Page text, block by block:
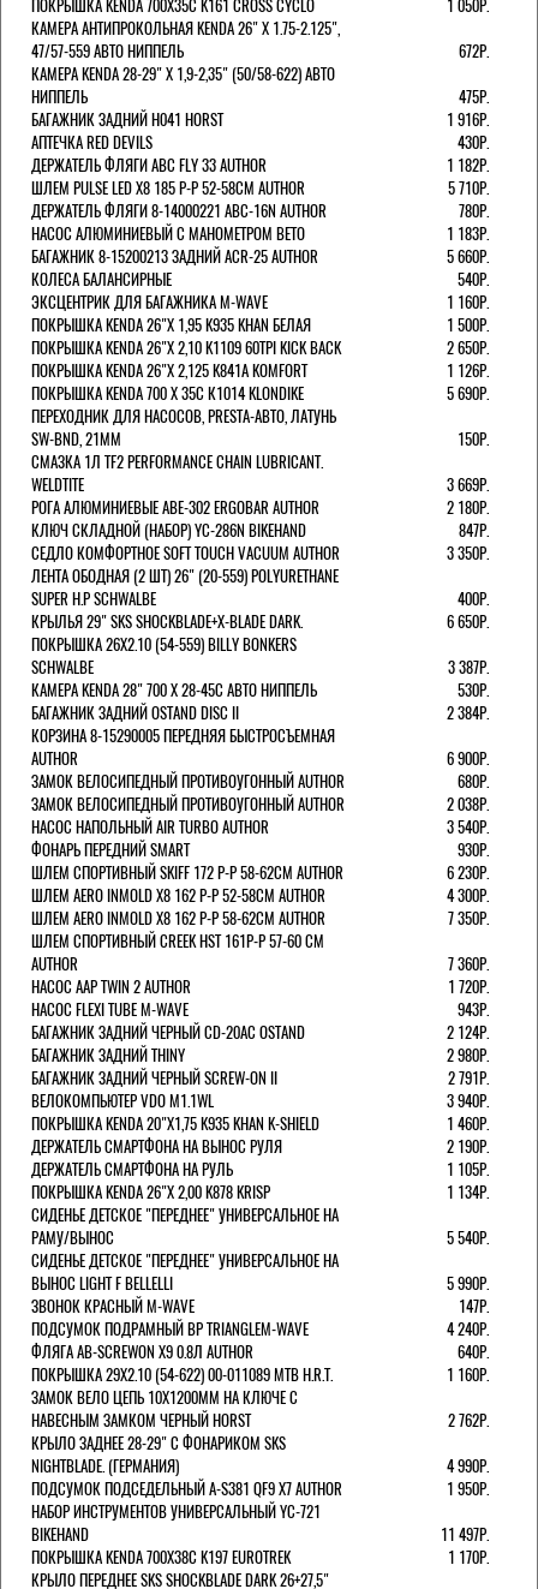
ПОКРЫШКА KENDA 700Х35С K161 CROSS CYCLO
1 050Р.
КАМЕРА АНТИПРОКОЛЬНАЯ KENDA 26" Х 1.75-2.125",
47/57-559 АВТО НИППЕЛЬ
672Р.
КАМЕРА KENDA 28-29" Х 1,9-2,35" (50/58-622) АВТО
НИППЕЛЬ
475Р.
БАГАЖНИК ЗАДНИЙ H041 HORST
1 916Р.
АПТЕЧКА RED DEVILS
430Р.
ДЕРЖАТЕЛЬ ФЛЯГИ АВС FLY 33 AUTHOR
1 182Р.
ШЛЕМ PULSE LED X8 185 Р-Р 52-58СМ AUTHOR
5 710Р.
ДЕРЖАТЕЛЬ ФЛЯГИ 8-14000221 ABC-16N AUTHOR
780Р.
НАСОС АЛЮМИНИЕВЫЙ С МАНОМЕТРОМ BETO
1 183Р.
БАГАЖНИК 8-15200213 ЗАДНИЙ ACR-25 AUTHOR
5 660Р.
КОЛЕСА БАЛАНСИРНЫЕ
540Р.
ЭКСЦЕНТРИК ДЛЯ БАГАЖНИКА M-WAVE
1 160Р.
ПОКРЫШКА KENDA 26"Х 1,95 K935 KHAN БЕЛАЯ
1 500Р.
ПОКРЫШКА KENDA 26"Х 2,10 K1109 60TPI KICK BACK
2 650Р.
ПОКРЫШКА KENDA 26"Х 2,125 K841A KOMFORT
1 126Р.
ПОКРЫШКА KENDA 700 Х 35С К1014 KLONDIKE
5 690Р.
ПЕРЕХОДНИК ДЛЯ НАСОСОВ, PRESTA-АВТО, ЛАТУНЬ
SW-BND, 21ММ
150Р.
СМАЗКА 1Л TF2 PERFORMANCE CHAIN LUBRICANT.
WELDTITE
3 669Р.
РОГА АЛЮМИНИЕВЫЕ ABE-302 ERGOBAR AUTHOR
2 180Р.
КЛЮЧ СКЛАДНОЙ (НАБОР) YC-286N BIKEHAND
847Р.
СЕДЛО КОМФОРТНОЕ SOFT TOUCH VACUUM AUTHOR
3 350Р.
ЛЕНТА ОБОДНАЯ (2 ШТ) 26" (20-559) POLYURETHANE
SUPER H.P SCHWALBE
400Р.
КРЫЛЬЯ 29" SKS SHOCKBLADE+X-BLADE DARK.
6 650Р.
ПОКРЫШКА 26X2.10 (54-559) BILLY BONKERS
SCHWALBE
3 387Р.
КАМЕРА KENDA 28" 700 Х 28-45С АВТО НИППЕЛЬ
530Р.
БАГАЖНИК ЗАДНИЙ OSTAND DISC II
2 384Р.
КОРЗИНА 8-15290005 ПЕРЕДНЯЯ БЫСТРОСЪЕМНАЯ
AUTHOR
6 900Р.
ЗАМОК ВЕЛОСИПЕДНЫЙ ПРОТИВОУГОННЫЙ AUTHOR
680Р.
ЗАМОК ВЕЛОСИПЕДНЫЙ ПРОТИВОУГОННЫЙ AUTHOR
2 038Р.
НАСОС НАПОЛЬНЫЙ AIR TURBO AUTHOR
3 540Р.
ФОНАРЬ ПЕРЕДНИЙ SMART
930Р.
ШЛЕМ СПОРТИВНЫЙ SKIFF 172 Р-Р 58-62СМ AUTHOR
6 230Р.
ШЛЕМ AERO INMOLD X8 162 Р-Р 52-58СМ AUTHOR
4 300Р.
ШЛЕМ AERO INMOLD X8 162 Р-Р 58-62СМ AUTHOR
7 350Р.
ШЛЕМ СПОРТИВНЫЙ CREEK HST 161Р-Р 57-60 СМ
AUTHOR
7 360Р.
НАСОС AAP TWIN 2 AUTHOR
1 720Р.
НАСОС FLEXI TUBE M-WAVE
943Р.
БАГАЖНИК ЗАДНИЙ ЧЕРНЫЙ СD-20AC OSTAND
2 124Р.
БАГАЖНИК ЗАДНИЙ THINY
2 980Р.
БАГАЖНИК ЗАДНИЙ ЧЕРНЫЙ SCREW-ON II
2 791Р.
ВЕЛОКОМПЬЮТЕР VDO M1.1WL
3 940Р.
ПОКРЫШКА KENDA 20"Х1,75 K935 KHAN K-SHIELD
1 460Р.
ДЕРЖАТЕЛЬ СМАРТФОНА НА ВЫНОС РУЛЯ
2 190Р.
ДЕРЖАТЕЛЬ СМАРТФОНА НА РУЛЬ
1 105Р.
ПОКРЫШКА KENDA 26"Х 2,00 K878 KRISP
1 134Р.
СИДЕНЬЕ ДЕТСКОЕ "ПЕРЕДНЕЕ" УНИВЕРСАЛЬНОЕ НА
РАМУ/ВЫНОС
5 540Р.
СИДЕНЬЕ ДЕТСКОЕ "ПЕРЕДНЕЕ" УНИВЕРСАЛЬНОЕ НА
ВЫНОС LIGHT F BELLELLI
5 990Р.
ЗВОНОК КРАСНЫЙ M-WAVE
147Р.
ПОДСУМОК ПОДРАМНЫЙ BP TRIANGLEM-WAVE
4 240Р.
ФЛЯГА AB-SCREWON X9 0.8Л AUTHOR
640Р.
ПОКРЫШКА 29X2.10 (54-622) 00-011089 MTB H.R.T.
1 160Р.
ЗАМОК ВЕЛО ЦЕПЬ 10Х1200ММ НА КЛЮЧЕ С
НАВЕСНЫМ ЗАМКОМ ЧЕРНЫЙ HORST
2 762Р.
КРЫЛО ЗАДНЕЕ 28-29" С ФОНАРИКОМ SKS
NIGHTBLADE. (ГЕРМАНИЯ)
4 990Р.
ПОДСУМОК ПОДСЕДЕЛЬНЫЙ A-S381 QF9 X7 AUTHOR
1 950Р.
НАБОР ИНСТРУМЕНТОВ УНИВЕРСАЛЬНЫЙ YC-721
BIKEHAND
11 497Р.
ПОКРЫШКА KENDA 700Х38С K197 EUROTREK
1 170Р.
КРЫЛО ПЕРЕДНЕЕ SKS SHOCKBLADE DARK 26+27,5"